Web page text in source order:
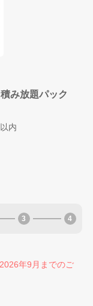
み放題パック
内
2026年9月までのご